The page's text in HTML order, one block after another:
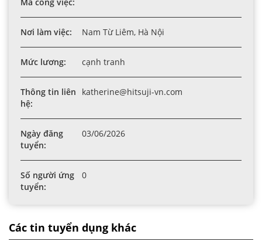
Nơi làm việc: Nam Từ Liêm, Hà Nội
Mức lương: cạnh tranh
Thông tin liên
hệ:
katherine@hitsuji-vn.com
Ngày đăng
tuyển:
03/06/2026
Số người ứng
tuyển:
0
Các tin tuyển dụng khác